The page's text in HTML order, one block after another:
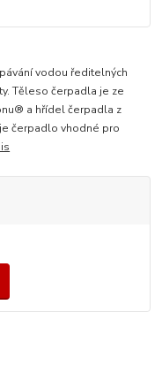
vodou ředitelných
Těleso čerpadla je ze
a hřídel čerpadla z
čerpadlo vhodné pro